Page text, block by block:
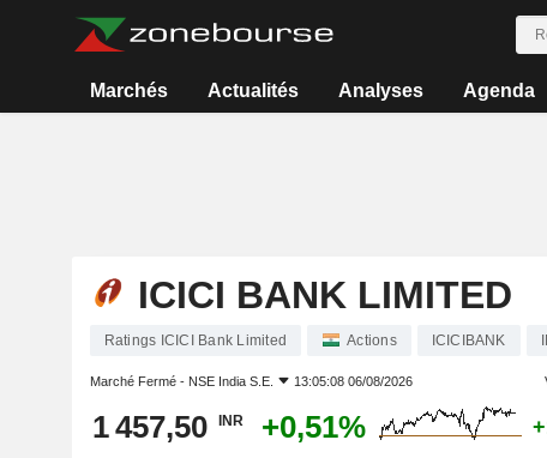
Marchés Actualités Analyses Agenda
ICICI BANK LIMITED
Ratings ICICI Bank Limited Actions ICICIBANK
Marché Fermé - NSE India S.E. 13:05:08 06/08/2026
1 457,50 INR +0,51%